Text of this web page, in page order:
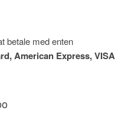
betale med enten
American Express, VISA